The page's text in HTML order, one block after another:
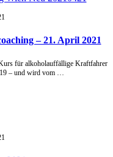
– 21. April 2021
für alkoholauffällige Kraftfahrer
– und wird vom …